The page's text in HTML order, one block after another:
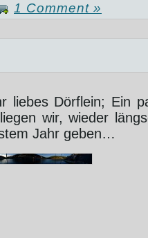
1 Comment »
liebes Dörflein; Ein
wir, wieder
Jahr geben…‎